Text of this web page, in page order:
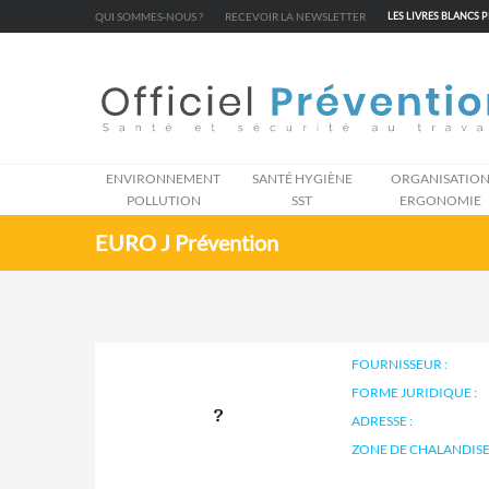
QUI SOMMES-NOUS ? RECEVOIR LA NEWSLETTER LES LIVRES BLANCS
ENVIRONNEMENT
POLLUTION
SANTÉ HYGIÈNE
SST
ORGANISATION
ERGONOMIE
EURO J Prévention
FOURNISSEUR :
FORME JURIDIQUE :
ADRESSE :
ZONE DE
Cookies management panel